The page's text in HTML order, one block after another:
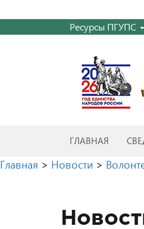
Ресурсы ПГУПС
ГЛАВНАЯ
Главная > Новости >